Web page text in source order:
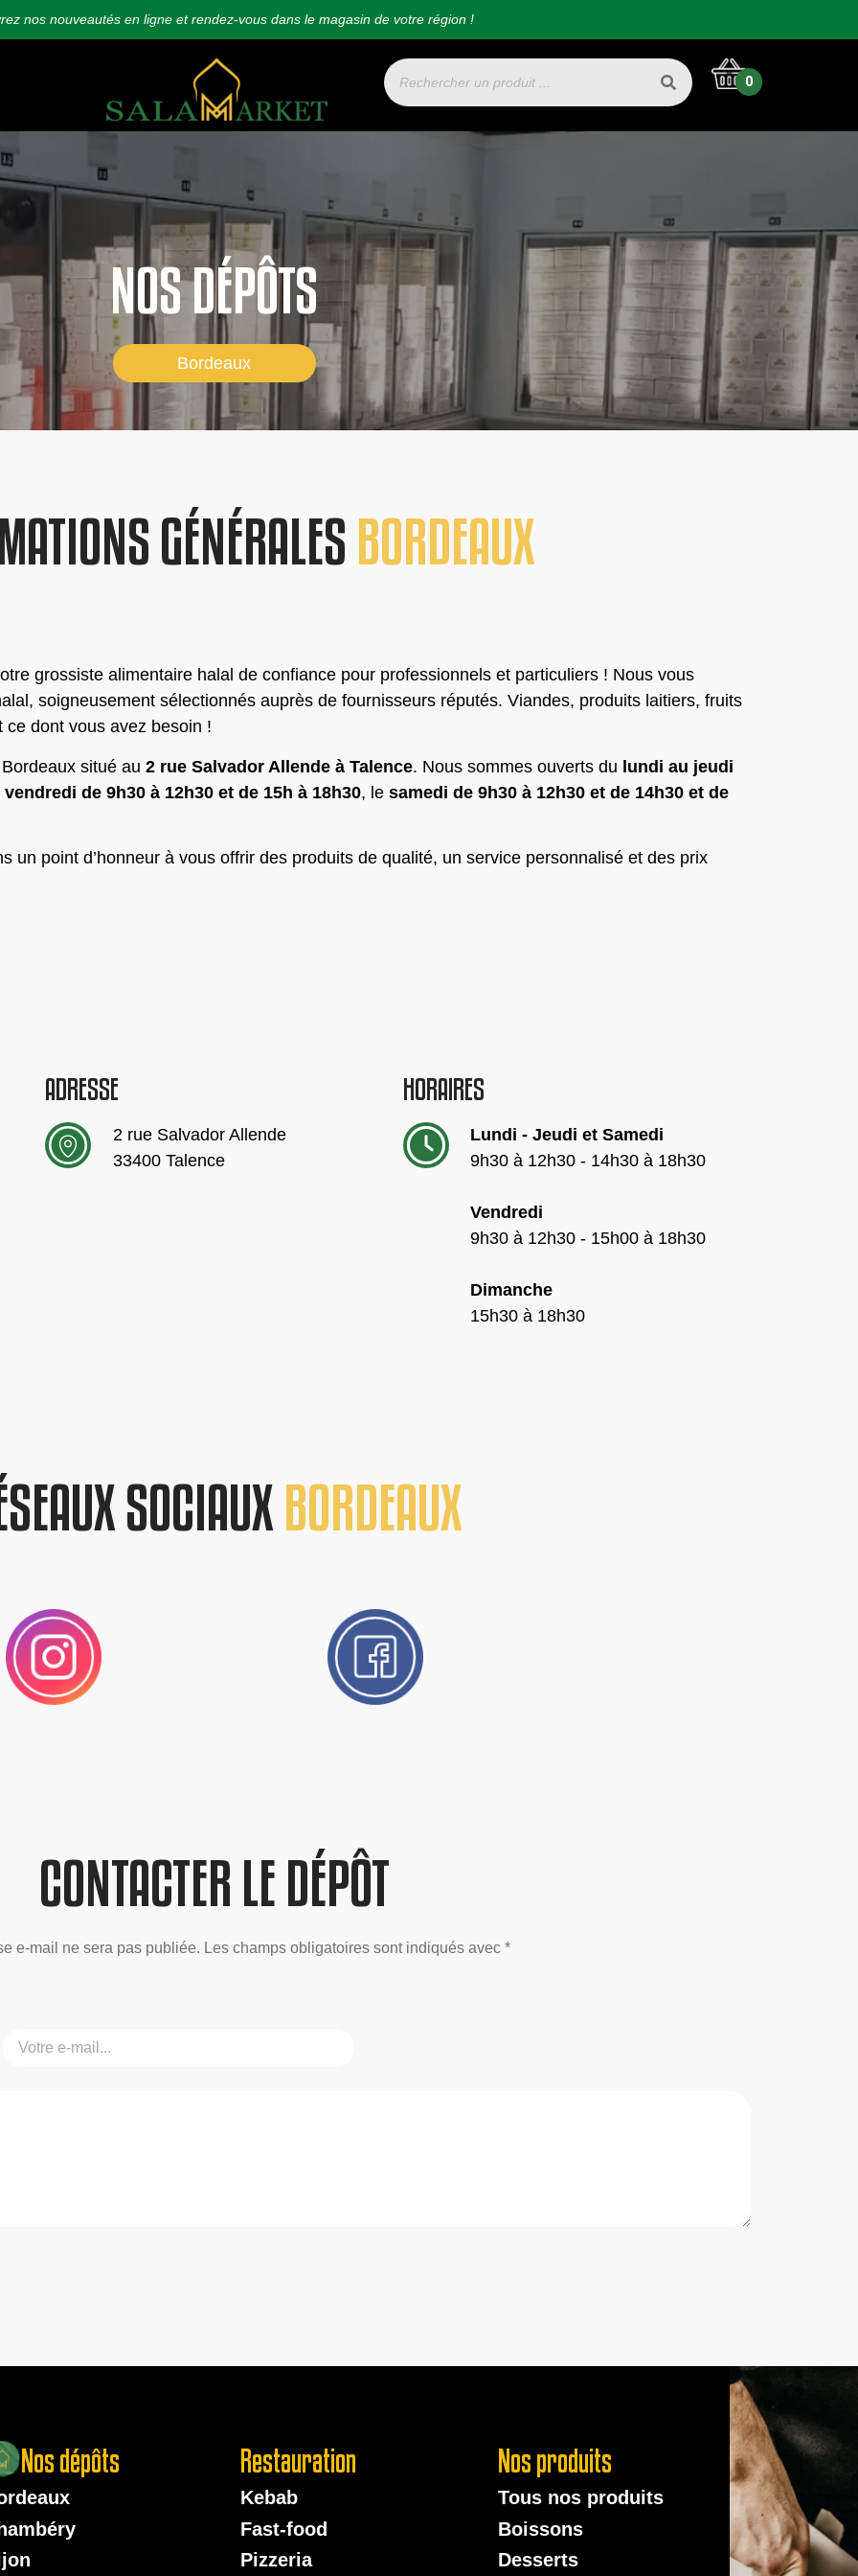
nos nouveautés en ligne et rendez-vous dans le magasin de votre région !
0
NOS DÉPÔTS
Bordeaux
GÉNÉRALES BORDEAUX
grossiste alimentaire halal de confiance pour professionnels et particuliers ! Nous vous
soigneusement sélectionnés auprès de fournisseurs réputés. Viandes, produits laitiers, fruits
dont vous avez besoin !
situé au 2 rue Salvador Allende à Talence. Nous sommes ouverts du lundi au jeudi
vendredi de 9h30 à 12h30 et de 15h à 18h30, le samedi de 9h30 à 12h30 et de 14h30 et de
un point d’honneur à vous offrir des produits de qualité, un service personnalisé et des prix
ADRESSE
2 rue Salvador Allende
33400 Talence
HORAIRES
Lundi - Jeudi et Samedi
9h30 à 12h30 - 14h30 à 18h30
Vendredi
9h30 à 12h30 - 15h00 à 18h30
Dimanche
15h30 à 18h30
SOCIAUXBORDEAUX
CONTACTER LE DÉPÔT
e-mail ne sera pas publiée. Les champs obligatoires sont indiqués avec *
Nos dépôts Restauration
Kebab
Fast-food
Pizzeria
Nos produits
Tous nos produits
Boissons
Desserts